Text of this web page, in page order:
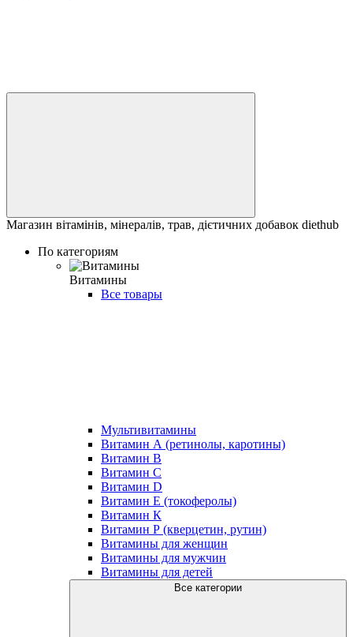
Магазин вітамінів, мінералів, трав, дієтичних добавок diethub
По категориям
Витамины
Все товары
Мультивитамины
Витамин А (ретинолы, каротины)
Витамин В
Витамин С
Витамин D
Витамин Е (токоферолы)
Витамин К
Витамин Р (кверцетин, рутин)
Витамины для женщин
Витамины для мужчин
Витамины для детей
Все категории